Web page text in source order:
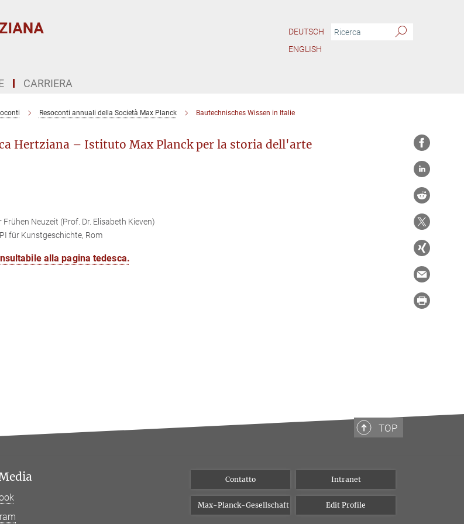
DEUTSCH
ENGLISH
CARRIERA
Resoconti annuali della Società Max Planck Bautechnisches Wissen in Italie
Hertziana – Istituto Max Planck per la storia dell'arte
Neuzeit (Prof. Dr. Elisabeth Kieven)
für Kunstgeschichte, Rom
alla pagina tedesca.
TOP
Contatto Intranet
Max-Planck-Gesellschaft Edit Profile